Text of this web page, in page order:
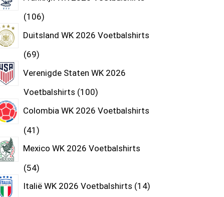
106
Duitsland WK 2026 Voetbalshirts
69
Verenigde Staten WK 2026
Voetbalshirts 100
Colombia WK 2026 Voetbalshirts
41
Mexico WK 2026 Voetbalshirts
54
Italië WK 2026 Voetbalshirts 14